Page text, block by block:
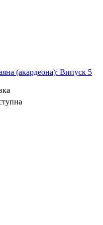
(акардеона): Випуск 5